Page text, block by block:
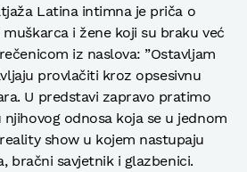
Latina intimna je priča o
i žene koji su braku već
iz naslova: ”Ostavljam
provlačiti kroz opsesivnu
U predstavi zapravo pratimo
odnosa koja se u jednom
show u kojem nastupaju
bračni savjetnik i glazbenici.